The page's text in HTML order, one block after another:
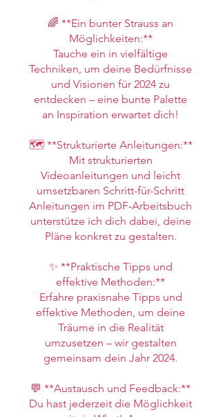
🌈 **Ein bunter Strauss an
Möglichkeiten:**
Tauche ein in vielfältige
Techniken, um deine Bedürfnisse
und Visionen für 2024 zu
entdecken – eine bunte Palette
an Inspiration erwartet dich!
🗺️ **Strukturierte Anleitungen:**
Mit strukturierten
Videoanleitungen und leicht
umsetzbaren Schritt-für-Schritt
Anleitungen im PDF-Arbeitsbuch
unterstütze ich dich dabei, deine
Pläne konkret zu gestalten.
✨ **Praktische Tipps und
effektive Methoden:**
Erfahre praxisnahe Tipps und
effektive Methoden, um deine
Träume in die Realität
umzusetzen – wir gestalten
gemeinsam dein Jahr 2024.
💬 **Austausch und Feedback:**
Du hast jederzeit die Möglichkeit